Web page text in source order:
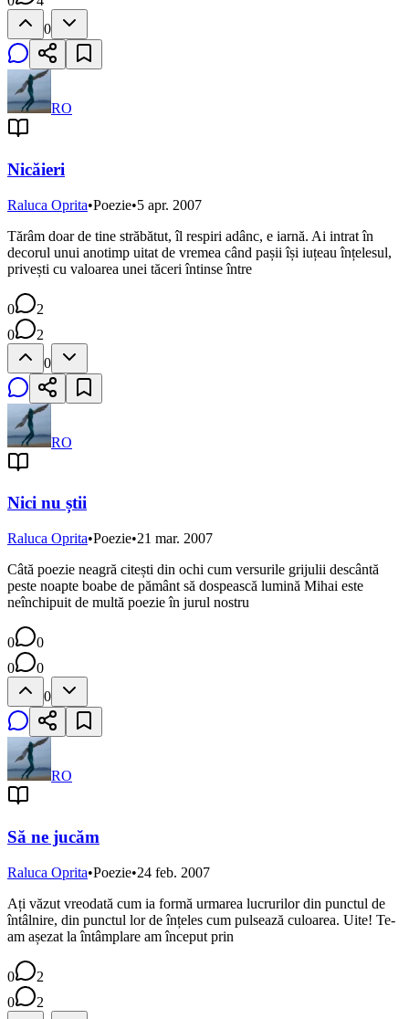
0
RO
Nicăieri
Raluca Oprita•Poezie•5 apr. 2007
Tărâm doar de tine străbătut, îl respiri adânc, e iarnă. Ai intrat în
decorul unui anotimp uitat de vremea când pașii își iuțeau înțelesul,
privești cu valoarea unei tăceri întinse între
0
2
0
2
0
RO
Nici nu știi
Raluca Oprita•Poezie•21 mar. 2007
Câtă poezie neagră citești din ochi cum versurile grijulii descântă
peste noapte boabe de pământ să dospească lumină Mihai este
neînchipuit de multă poezie în jurul nostru
0
0
0
0
0
RO
Să ne jucăm
Raluca Oprita•Poezie•24 feb. 2007
Ați văzut vreodată cum ia formă urmarea lucrurilor din punctul de
întâlnire, din punctul lor de înțeles cum pulsează culoarea. Uite! Te-
am așezat la întâmplare am început prin
0
2
0
2